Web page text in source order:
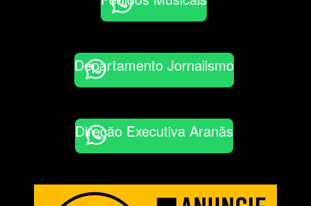
Departamento Jornalismo
Direção Executiva Aranãs